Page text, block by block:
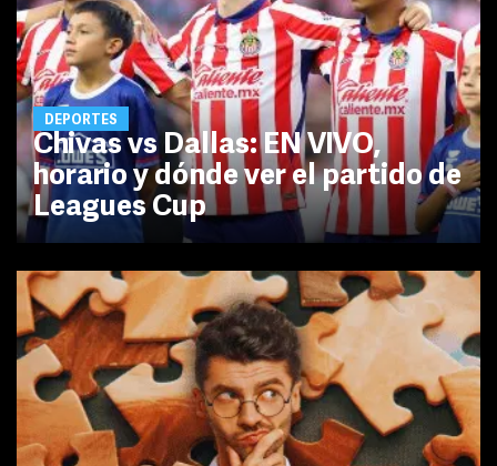
DEPORTES
Chivas vs Dallas: EN VIVO,
horario y dónde ver el partido de
Leagues Cup